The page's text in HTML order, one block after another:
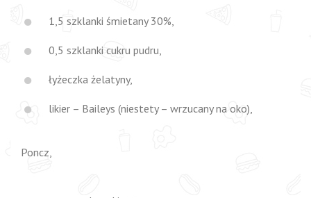
1,5 szklanki śmietany 30%,
0,5 szklanki cukru pudru,
łyżeczka żelatyny,
likier – Baileys (niestety – wrzucany na oko),
Poncz,